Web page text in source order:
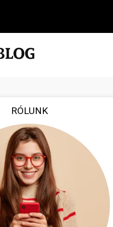
RÓLUNK